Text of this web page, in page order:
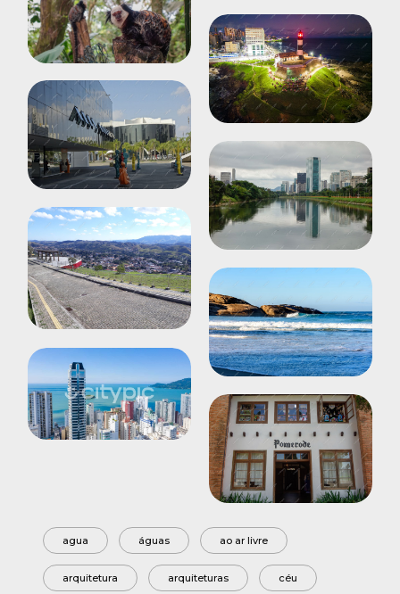
agua águas ao ar livre
arquitetura arquiteturas céu